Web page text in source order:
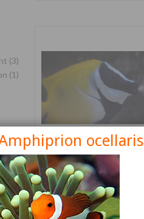
(3)
(1)
Siganus vulpinus
Détails
ocellaris